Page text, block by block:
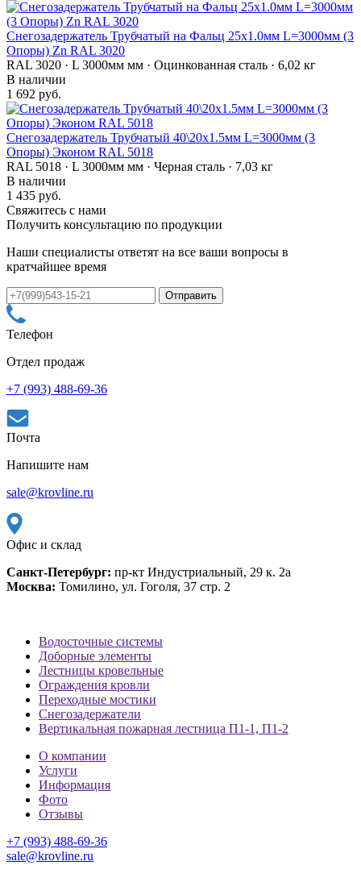
Снегозадержатель Трубчатый на Фальц 25х1.0мм L=3000мм (3
Опоры) Zn RAL 3020
RAL 3020 · L 3000мм мм · Оцинкованная сталь · 6,02 кг
В наличии
1 692 руб.
Снегозадержатель Трубчатый 40\20х1.5мм L=3000мм (3
Опоры) Эконом RAL 5018
RAL 5018 · L 3000мм мм · Черная сталь · 7,03 кг
В наличии
1 435 руб.
Свяжитесь с нами
Получить консультацию по продукции
Наши специалисты ответят на все ваши вопросы в
кратчайшее время
Телефон
Отдел продаж
+7 (993) 488-69-36
Почта
Напишите нам
sale@krovline.ru
Офис и склад
Санкт-Петербург: пр-кт Индустриальный, 29 к. 2а
Москва: Томилино, ул. Гоголя, 37 стр. 2
Водосточные системы
Доборные элементы
Лестницы кровельные
Ограждения кровли
Переходные мостики
Снегозадержатели
Вертикальная пожарная лестница П1-1, П1-2
О компании
Услуги
Информация
Фото
Отзывы
+7 (993) 488-69-36
sale@krovline.ru